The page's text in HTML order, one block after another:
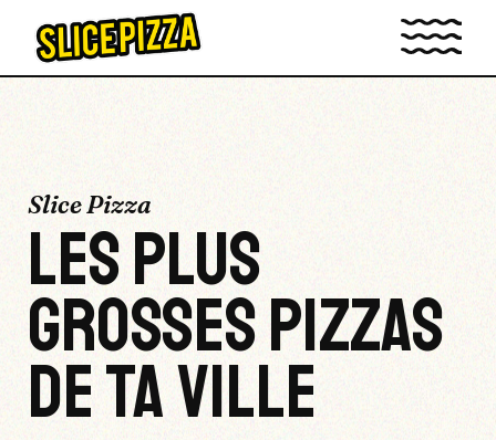
Slice Pizza
LESPLUS
GROSSESPIZZAS
DE TA VILLE